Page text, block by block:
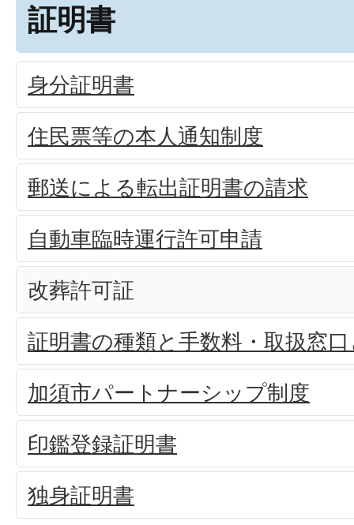
証明書
身分証明書
住民票等の本人通知制度
郵送による転出証明書の請求
自動車臨時運行許可申請
改葬許可証
証明書の種類と手数料・取扱窓
加須市パートナーシップ制度
印鑑登録証明書
独身証明書